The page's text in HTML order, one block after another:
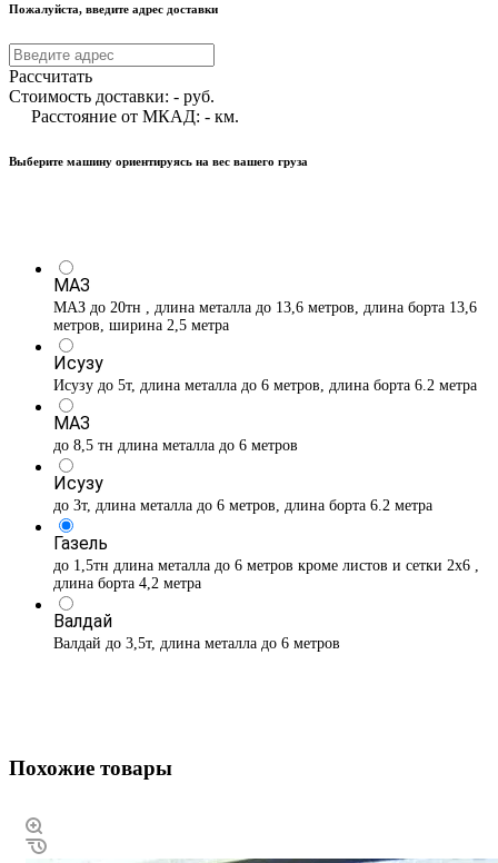
Пожалуйста, введите адрес доставки
Рассчитать
Стоимость доставки: - руб.
Расстояние от МКАД: - км.
Выберите машину ориентируясь на вес вашего груза
МАЗ
МАЗ до 20тн , длина металла до 13,6 метров, длина борта 13,6
метров, ширина 2,5 метра
Исузу
Исузу до 5т, длина металла до 6 метров, длина борта 6.2 метра
МАЗ
до 8,5 тн длина металла до 6 метров
Исузу
до 3т, длина металла до 6 метров, длина борта 6.2 метра
Газель
до 1,5тн длина металла до 6 метров кроме листов и сетки 2х6 ,
длина борта 4,2 метра
Валдай
Валдай до 3,5т, длина металла до 6 метров
Похожие товары